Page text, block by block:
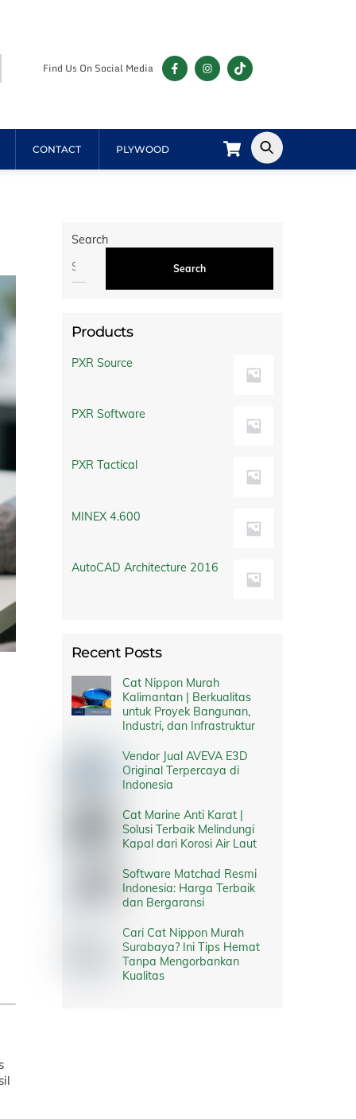
Cart
CONTACT PLYWOOD
Find Us On Social Media
Search
Search
Products
PXR Source
PXR Software
PXR Tactical
MINEX 4.600
AutoCAD Architecture 2016
Recent Posts
Cat Nippon Murah
Kalimantan | Berkualitas
untuk Proyek Bangunan,
Industri, dan Infrastruktur
Vendor Jual AVEVA E3D
Original Terpercaya di
Indonesia
Cat Marine Anti Karat |
Solusi Terbaik Melindungi
Kapal dari Korosi Air Laut
Software Matchad Resmi
Indonesia: Harga Terbaik
dan Bergaransi
Cari Cat Nippon Murah
Surabaya? Ini Tips Hemat
Tanpa Mengorbankan
Kualitas